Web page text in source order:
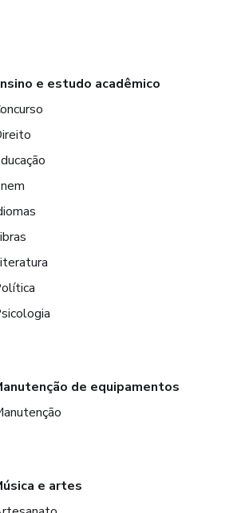
e estudo acadêmico
de equipamentos
e artes